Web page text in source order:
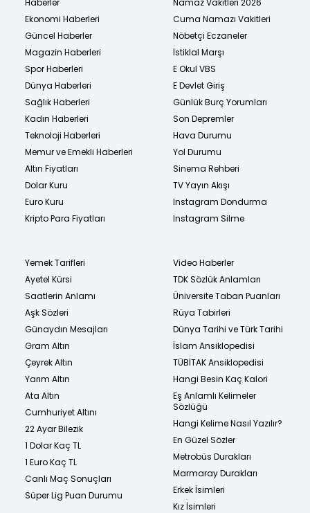
Ekonomi Haberleri
Güncel Haberler
Magazin Haberleri
Spor Haberleri
Dünya Haberleri
Sağlık Haberleri
Kadın Haberleri
Teknoloji Haberleri
Memur ve Emekli Haberleri
Altın Fiyatları
Dolar Kuru
Euro Kuru
Kripto Para Fiyatları
Cuma Namazı Vakitleri
Nöbetçi Eczaneler
İstiklal Marşı
E Okul VBS
E Devlet Giriş
Günlük Burç Yorumları
Son Depremler
Hava Durumu
Yol Durumu
Sinema Rehberi
TV Yayın Akışı
Instagram Dondurma
Instagram Silme
Yemek Tarifleri
Ayetel Kürsi
Saatlerin Anlamı
Aşk Sözleri
Günaydın Mesajları
Gram Altın
Çeyrek Altın
Yarım Altın
Ata Altın
Cumhuriyet Altını
22 Ayar Bilezik
1 Dolar Kaç TL
1 Euro Kaç TL
Canlı Maç Sonuçları
Süper Lig Puan Durumu
Video Haberler
TDK Sözlük Anlamları
Üniversite Taban Puanları
Rüya Tabirleri
Dünya Tarihi ve Türk Tarihi
İslam Ansiklopedisi
TÜBİTAK Ansiklopedisi
Hangi Besin Kaç Kalori
Eş Anlamlı Kelimeler
Sözlüğü
Hangi Kelime Nasıl Yazılır?
En Güzel Sözler
Metrobüs Durakları
Marmaray Durakları
Erkek İsimleri
Kız İsimleri